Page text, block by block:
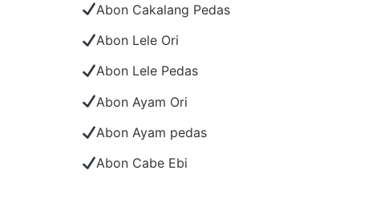
Abon Cakalang Pedas
Abon Lele Ori
Abon Lele Pedas
Abon Ayam Ori
Abon Ayam pedas
Abon Cabe Ebi